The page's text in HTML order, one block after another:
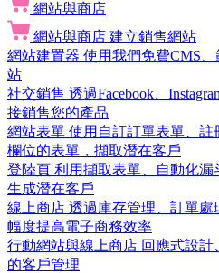
網站與商店
網站與商店 建立銷售網站
網站建置器 使用我們免費CMS
站
社交銷售 透過Facebook、
接銷售您的產品
網站表單 使用自訂訂單表單、
欄位的表單，擷取潛在客戶
登陸頁 利用擷取表單、自動化漏
生成潛在客戶
線上商店 透過庫存管理、訂單處
幅度提高電子商務效率
行動網站與線上商店 回應式設計
的客戶管理